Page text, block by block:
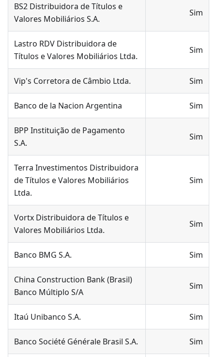
BS2 Distribuidora de Títulos e
Valores Mobiliários S.A.
Sim
Lastro RDV Distribuidora de
Títulos e Valores Mobiliários Ltda.
Sim
Vip's Corretora de Câmbio Ltda. Sim
Banco de la Nacion Argentina Sim
BPP Instituição de Pagamento
S.A.
Sim
Terra Investimentos Distribuidora
de Títulos e Valores Mobiliários
Ltda.
Sim
Vortx Distribuidora de Títulos e
Valores Mobiliários Ltda.
Sim
Banco BMG S.A. Sim
China Construction Bank (Brasil)
Banco Múltiplo S/A
Sim
Itaú Unibanco S.A. Sim
Banco Société Générale Brasil S.A. Sim